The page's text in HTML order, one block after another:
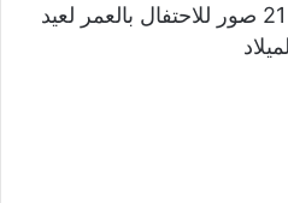
تحميل وتنزيل صور رقم 21 صور للاحتفال بالعمر لعيد